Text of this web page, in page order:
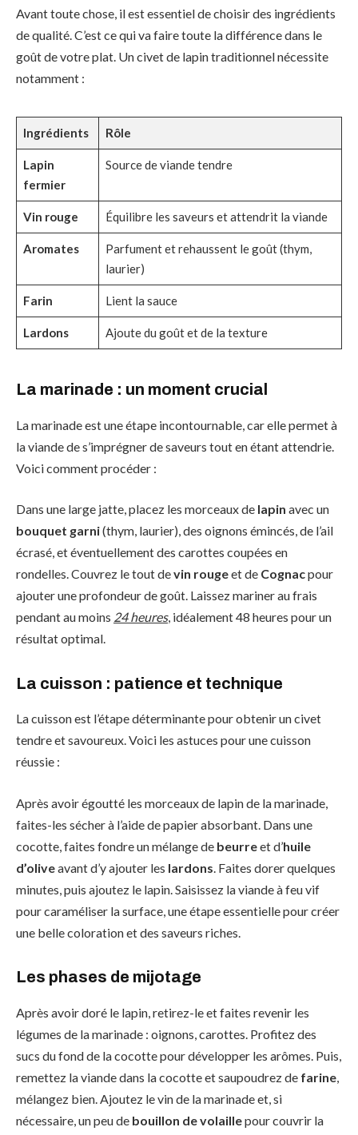
Avant toute chose, il est essentiel de choisir des ingrédients
de qualité. C’est ce qui va faire toute la différence dans le
goût de votre plat. Un civet de lapin traditionnel nécessite
notamment :
Ingrédients Rôle
Lapin
fermier
Source de viande tendre
Vin rouge Équilibre les saveurs et attendrit la viande
Aromates
Parfument et rehaussent le goût (thym,
laurier)
Farin Lient la sauce
Lardons Ajoute du goût et de la texture
La marinade : un moment crucial
La marinade est une étape incontournable, car elle permet à
la viande de s’imprégner de saveurs tout en étant attendrie.
Voici comment procéder :
Dans une large jatte, placez les morceaux de lapin avec un
bouquet garni(thym, laurier), des oignons émincés, de l’ail
écrasé, et éventuellement des carottes coupées en
rondelles. Couvrez le tout devin rougeet de Cognacpour
ajouter une profondeur de goût. Laissez mariner au frais
pendant au moins 24 heures, idéalement 48 heures pour un
résultat optimal.
La cuisson : patience et technique
La cuisson est l’étape déterminante pour obtenir un civet
tendre et savoureux. Voici les astuces pour une cuisson
réussie :
Après avoir égoutté les morceaux de lapin de la marinade,
faites-les sécher à l’aide de papier absorbant. Dans une
cocotte, faites fondre un mélange de beurreet d’huile
d’oliveavant d’y ajouter les lardons . Faites dorer quelques
minutes, puis ajoutez le lapin. Saisissez la viande à feu vif
pour caraméliser la surface, une étape essentielle pour créer
une belle coloration et des saveurs riches.
Les phases de mijotage
Après avoir doré le lapin, retirez-le et faites revenir les
légumes de la marinade : oignons, carottes. Profitez des
sucs du fond de la cocotte pour développer les arômes. Puis,
remettez la viande dans la cocotte et saupoudrez de farine
mélangez bien. Ajoutez le vin de la marinade et, si
nécessaire, un peu de bouillon de volaillepour couvrir la